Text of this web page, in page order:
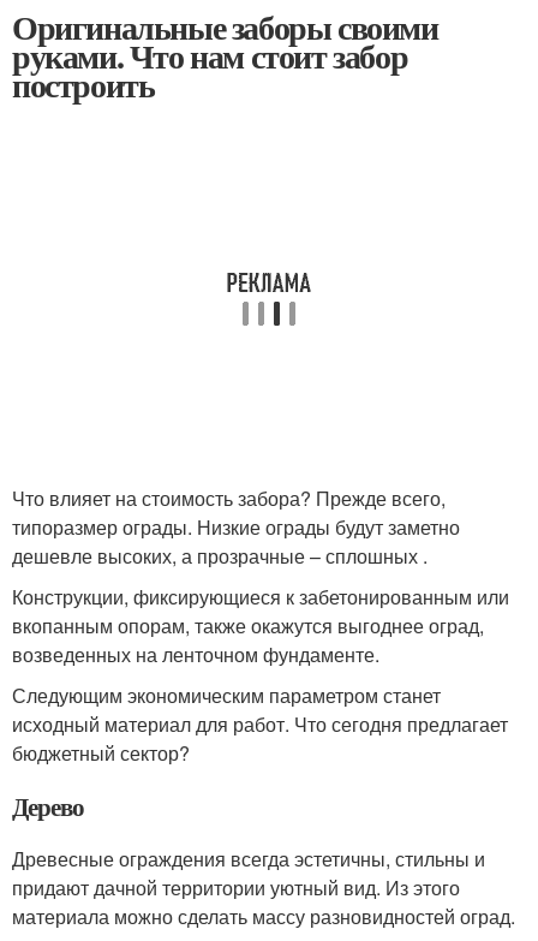
Оригинальные заборы своими
руками. Что нам стоит забор
построить
Что влияет на стоимость забора? Прежде всего,
типоразмер ограды. Низкие ограды будут заметно
дешевле высоких, а прозрачные – сплошных .
Конструкции, фиксирующиеся к забетонированным или
вкопанным опорам, также окажутся выгоднее оград,
возведенных на ленточном фундаменте.
Следующим экономическим параметром станет
исходный материал для работ. Что сегодня предлагает
бюджетный сектор?
Дерево
Древесные ограждения всегда эстетичны, стильны и
придают дачной территории уютный вид. Из этого
материала можно сделать массу разновидностей оград.